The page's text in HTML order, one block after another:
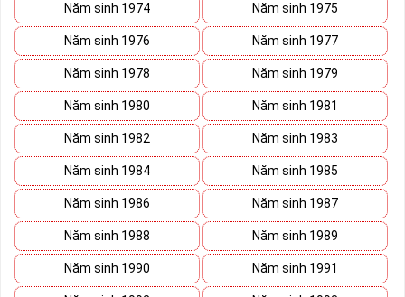
lực của bậc đế vương. Việc kết hợp 6 con số 9 lại thành bộ lục quý
sẽ giúp chosim số đẹpgiàu ý nghĩa phong thủy thể hiện đẳng cấp,
địa vị và tiền tài.
Theo phong thủy đây còn là số sim kích tài, chiêu lộc đem đến
cuộc sống giàu sang phú quý cho mọi người. Bên cạnh đó số sim
còn là bùa hộ mệnh xua đuổi tà khí, vận hạn giúp cuộc sống bạn
luôn bình an và hạnh phúc.
Tại sao nên sở hữu Sim Lục Quý 9?
Năm sinh 1974 Năm sinh 1975
Năm sinh 1976 Năm sinh 1977
Năm sinh 1978 Năm sinh 1979
Năm sinh 1980 Năm sinh 1981
Năm sinh 1982 Năm sinh 1983
Năm sinh 1984 Năm sinh 1985
Năm sinh 1986 Năm sinh 1987
Năm sinh 1988 Năm sinh 1989
Năm sinh 1990 Năm sinh 1991